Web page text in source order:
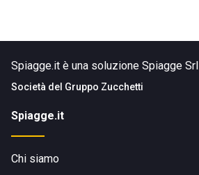
Spiagge.it è una soluzione Spiagge Srl
Società del Gruppo Zucchetti
Spiagge.it
Chi siamo